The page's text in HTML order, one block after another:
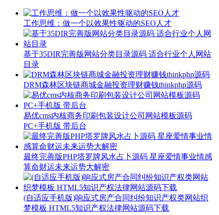
工作思维：做一个以效果性驱动的SEO人才
基于35DIR完善版网站分类目录源码 适合行业个人网站
目录
DRM森林区块链商城金融投资理财赚钱thinkphp源码
易优cms内核商务印刷包装设计公司网站模板源码
PC+手机版 带后台
最终完善版PHP塔罗牌风水占卜源码 星座爱情事业情感
算命财运未来运势大解密
(自适应手机版)响应式房产合同纠纷知识产权类网站织
梦模板 HTML5知识产权法律网站源码下载